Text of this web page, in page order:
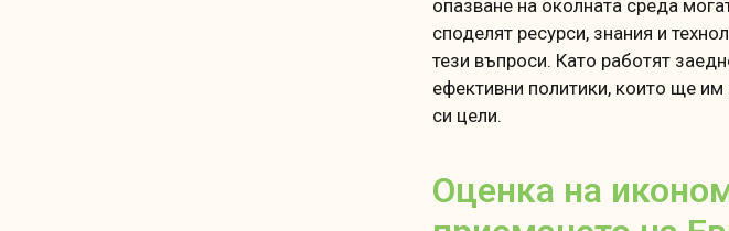
опазване на околната среда
споделят ресурси, знания и
тези въпроси. Като работят
ефективни политики, които ще им
си цели.
Оценка на